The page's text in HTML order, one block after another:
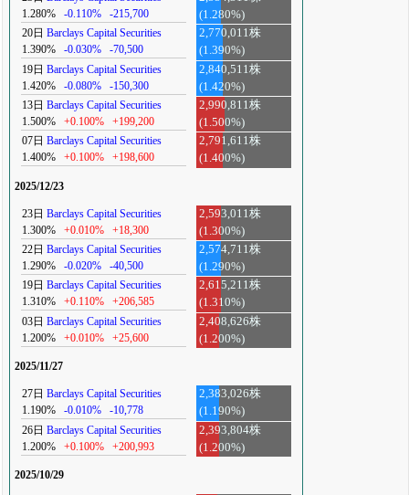
1.280%
-0.110% -215,700
(1.280%)
20日 Barclays Capital Securities
1.390%
-0.030% -70,500
2,770,011株
(1.390%)
19日 Barclays Capital Securities
1.420%
-0.080% -150,300
2,840,511株
(1.420%)
13日 Barclays Capital Securities
1.500%
+0.100% +199,200
2,990,811株
(1.500%)
07日 Barclays Capital Securities
1.400%
+0.100% +198,600
2,791,611株
(1.400%)
2025/12/23
23日 Barclays Capital Securities
1.300%
+0.010% +18,300
2,593,011株
(1.300%)
22日 Barclays Capital Securities
1.290%
-0.020% -40,500
2,574,711株
(1.290%)
19日 Barclays Capital Securities
1.310%
+0.110% +206,585
2,615,211株
(1.310%)
03日 Barclays Capital Securities
1.200%
+0.010% +25,600
2,408,626株
(1.200%)
2025/11/27
27日 Barclays Capital Securities
1.190%
-0.010% -10,778
2,383,026株
(1.190%)
26日 Barclays Capital Securities
1.200%
+0.100% +200,993
2,393,804株
(1.200%)
2025/10/29